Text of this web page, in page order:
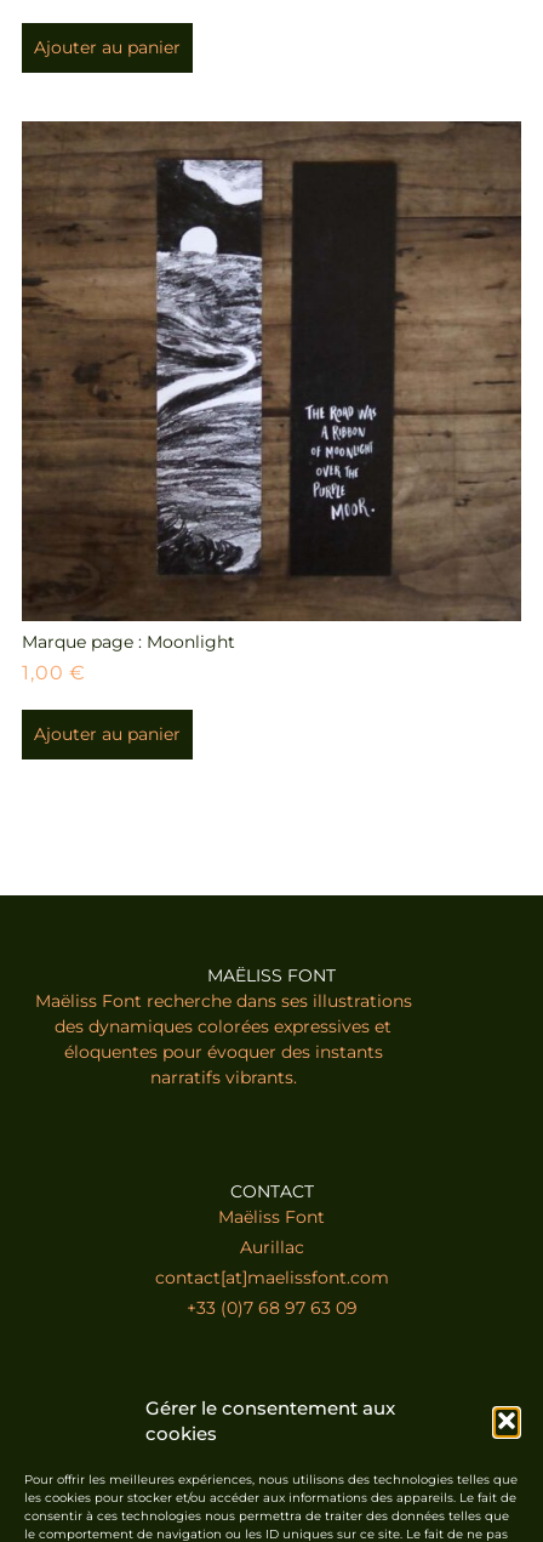
Gérer le consentement aux
cookies
Pour offrir les meilleures expériences, nous utilisons des technologies telles que
les cookies pour stocker et/ou accéder aux informations des appareils. Le fait de
consentir à ces technologies nous permettra de traiter des données telles que
le comportement de navigation ou les ID uniques sur ce site. Le fait de ne pas
Ajouter au panier
Marque page : Moonlight
1,00€
Ajouter au panier
MAËLISS FONT
Maëliss Font recherche dans ses illustrations
des dynamiques colorées expressives et
éloquentes pour évoquer des instants
narratifs vibrants.
CONTACT
Maëliss Font
Aurillac
contact[at]maelissfont.com
+33 (0)7 68 97 63 09
ABONNEZ-VOUS À LA NEWSLETTER